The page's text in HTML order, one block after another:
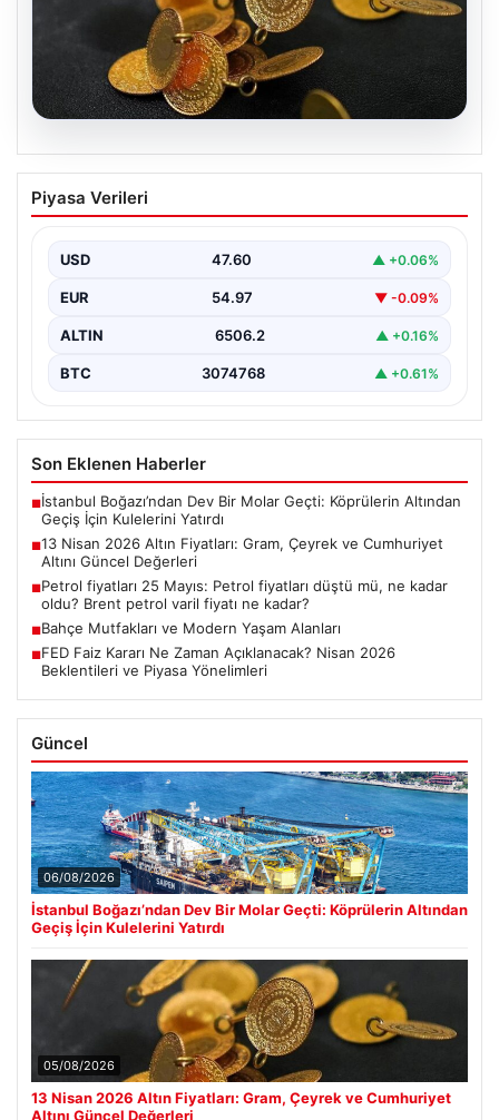
05.08.2026
13 Nisan 2026 Altın Fiyatları: Gram,
Çeyrek ve Cumhuriyet Altını Güncel
Altın piyasalarında yaşanan gelişmeler, özellikle ABD ile
yatırımcıların…
Piyasa Verileri
USD 47.60 ▲ +0.06%
EUR 54.97 ▼ -0.09%
ALTIN 6506.2 ▲ +0.16%
BTC 3074768 ▲ +0.61%
Son Eklenen Haberler
■İstanbul Boğazı’ndan Dev Bir Molar Geçti: Köprülerin Altından
Geçiş İçin Kulelerini Yatırdı
■13 Nisan 2026 Altın Fiyatları: Gram, Çeyrek ve Cumhuriyet
Altını Güncel Değerleri
■Petrol fiyatları 25 Mayıs: Petrol fiyatları düştü mü, ne kadar
oldu? Brent petrol varil fiyatı ne kadar?
■Bahçe Mutfakları ve Modern Yaşam Alanları
■FED Faiz Kararı Ne Zaman Açıklanacak? Nisan 2026
Beklentileri ve Piyasa Yönelimleri
Güncel
06/08/2026
İstanbul Boğazı’ndan Dev Bir Molar Geçti: Köprülerin Altından
Geçiş İçin Kulelerini Yatırdı
05/08/2026
13 Nisan 2026 Altın Fiyatları: Gram, Çeyrek ve Cumhuriyet
Altını Güncel Değerleri